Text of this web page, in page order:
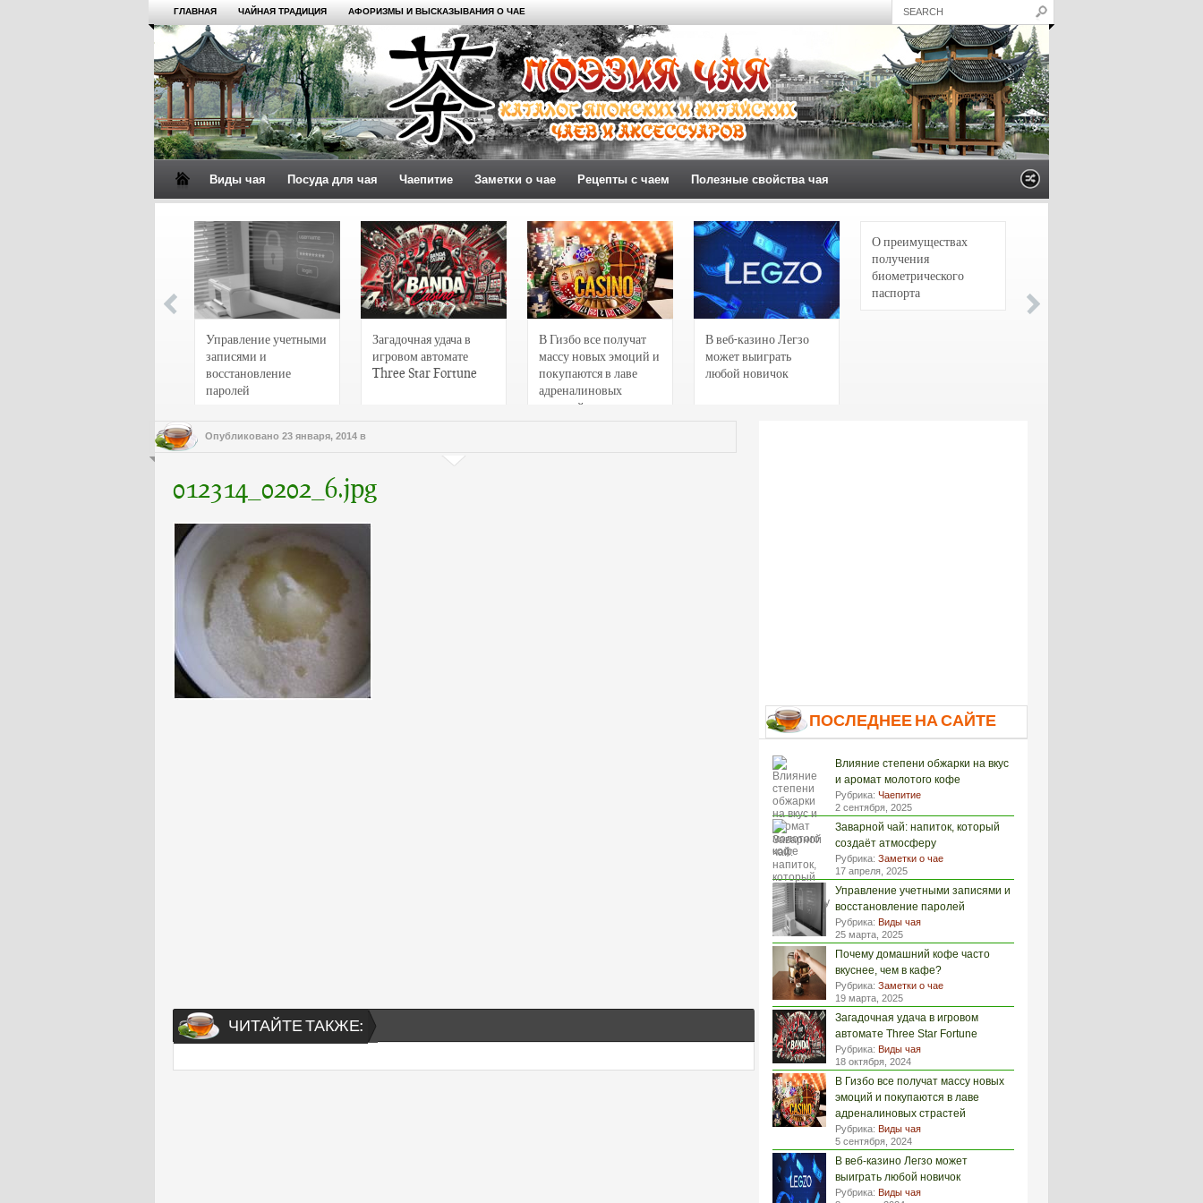
ГЛАВНАЯ ЧАЙНАЯ ТРАДИЦИЯ АФОРИЗМЫ И ВЫСКАЗЫВАНИЯ О ЧАЕ
Виды чая Посуда для чая Чаепитие Заметки о чае Рецепты с чаем Полезные свойства чая
Управление учетными
записями и
восстановление
паролей
Загадочная удача в
игровом автомате
Three Star Fortune
В Гизбо все получат
массу новых эмоций и
покупаются в лаве
адреналиновых
страстей
В веб-казино Легзо
может выиграть
любой новичок
О преимуществах
получения
биометрического
паспорта
Опубликовано 23 января, 2014 в
012314_0202_6.jpg
ЧИТАЙТЕ ТАКЖЕ:
ПОСЛЕДНЕЕ НА САЙТЕ
Влияние степени обжарки на вкус
и аромат молотого кофе
Рубрика: Чаепитие
2 сентября, 2025
Заварной чай: напиток, который
создаёт атмосферу
Рубрика: Заметки о чае
17 апреля, 2025
Управление учетными записями и
восстановление паролей
Рубрика: Виды чая
25 марта, 2025
Почему домашний кофе часто
вкуснее, чем в кафе?
Рубрика: Заметки о чае
19 марта, 2025
Загадочная удача в игровом
автомате Three Star Fortune
Рубрика: Виды чая
18 октября, 2024
В Гизбо все получат массу новых
эмоций и покупаются в лаве
адреналиновых страстей
Рубрика: Виды чая
5 сентября, 2024
В веб-казино Легзо может
выиграть любой новичок
Рубрика: Виды чая